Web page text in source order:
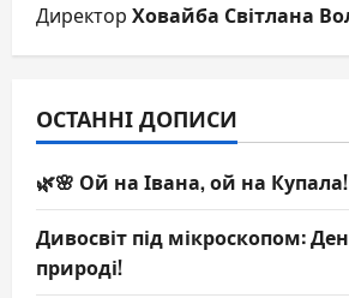
Директор Ховайба Світлана
ОСТАННІ ДОПИСИ
🌿🌸 Ой на Івана, ой на
Дивосвіт під мікроскопом:
природі!